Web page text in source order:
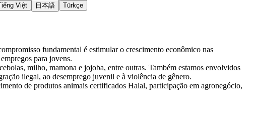
Việt 日本語 Türkçe
fundamental é estimular o crescimento econômico nas
para jovens.
milho, mamona e jojoba, entre outras. Também estamos envolvidos
ilegal, ao desemprego juvenil e à violência de gênero.
de produtos animais certificados Halal, participação em agronegócio,